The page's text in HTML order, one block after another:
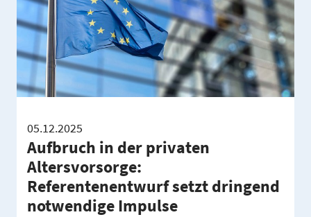
05.12.2025
Aufbruch in der privaten
Altersvorsorge:
Referentenentwurf setzt dringend
notwendige Impulse